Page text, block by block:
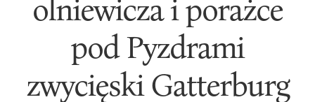
olniewicza i porażce
pod Pyzdrami
zwycięski Gatterburg